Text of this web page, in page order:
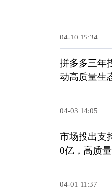
04-10 15:34
拼多多三年
动高质量生
04-03 14:05
市场投出支
0亿，高质
04-01 11:37